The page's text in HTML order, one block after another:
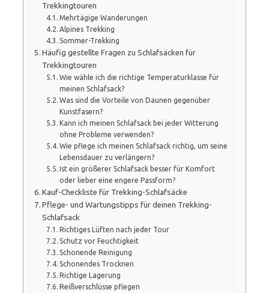
Trekkingtouren
Mehrtägige Wanderungen
Alpines Trekking
Sommer-Trekking
Häufig gestellte Fragen zu Schlafsäcken für
Trekkingtouren
Wie wähle ich die richtige Temperaturklasse für
meinen Schlafsack?
Was sind die Vorteile von Daunen gegenüber
Kunstfasern?
Kann ich meinen Schlafsack bei jeder Witterung
ohne Probleme verwenden?
Wie pflege ich meinen Schlafsack richtig, um seine
Lebensdauer zu verlängern?
Ist ein größerer Schlafsack besser für Komfort
oder lieber eine engere Passform?
Kauf-Checkliste für Trekking-Schlafsäcke
Pflege- und Wartungstipps für deinen Trekking-
Schlafsack
Richtiges Lüften nach jeder Tour
Schutz vor Feuchtigkeit
Schonende Reinigung
Schonendes Trocknen
Richtige Lagerung
Reißverschlüsse pflegen